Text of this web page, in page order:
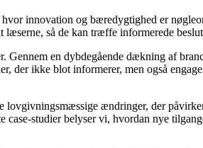
innovation og bæredygtighed er
så de kan træffe informerede
en dybdegående dækning af
ikke blot informerer, men også
ændringer, der
studier belyser vi, hvordan nye